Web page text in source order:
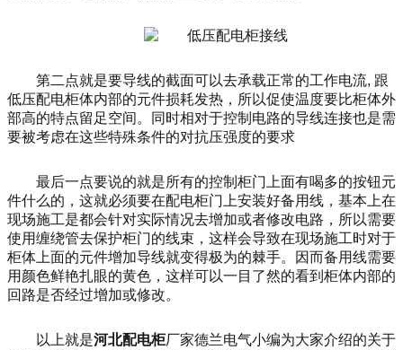
第二点就是要导线的截面可以去承载正常的工作电流, 跟
低压配电柜体内部的元件损耗发热，所以促使温度要比柜体外
部高的特点留足空间。同时相对于控制电路的导线连接也是需
要被考虑在这些特殊条件的对抗压强度的要求
最后一点要说的就是所有的控制柜门上面有喝多的按钮元
件什么的，这就必须要在配电柜门上安装好备用线，基本上在
现场施工是都会针对实际情况去增加或者修改电路，所以需要
使用缠绕管去保护柜门的线束，这样会导致在现场施工时对于
柜体上面的元件增加导线就变得极为的棘手。因而备用线需要
用颜色鲜艳扎眼的黄色，这样可以一目了然的看到柜体内部的
回路是否经过增加或修改。
以上就是河北配电柜厂家德兰电气小编为大家介绍的关于